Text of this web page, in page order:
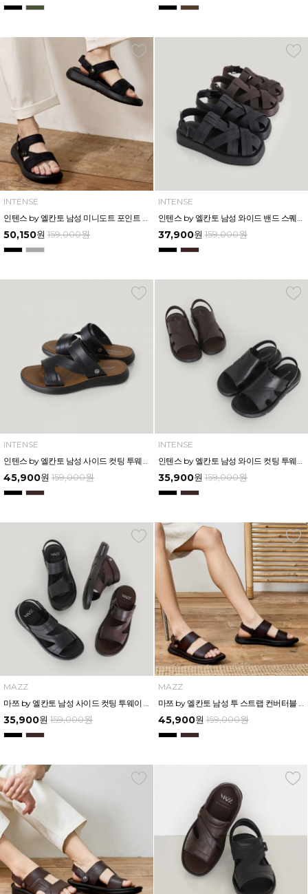
INTENSE
인텐스 by 엘칸토 남성 미니도트 포인트 투웨이 샌들 3cm LCMW60I626
50,150원 159,000원
INTENSE
인텐스 by 엘칸토 남성 와이드 밴드 스퀘어 플랫폼 샌들 4.5cm LCMW58I626
37,900원 159,000원
INTENSE
45,900원 159,000원
INTENSE
35,900원 159,000원
MAZZ
35,900원 159,000원
MAZZ
45,900원 159,000원